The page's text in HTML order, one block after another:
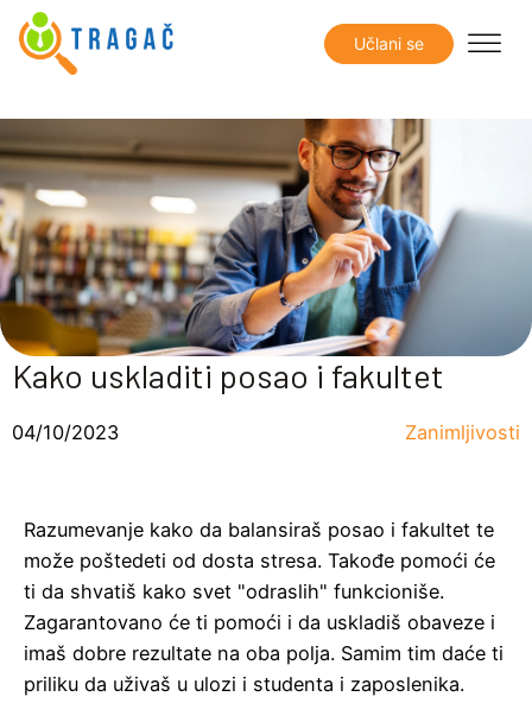
Učlani se
Kako uskladiti posao i fakultet
04/10/2023 Zanimljivosti
Razumevanje kako da balansiraš posao i fakultet te
može poštedeti od dosta stresa. Takođe pomoći će
ti da shvatiš kako svet "odraslih" funkcioniše.
Zagarantovano će ti pomoći i da uskladiš obaveze i
imaš dobre rezultate na oba polja. Samim tim daće ti
priliku da uživaš u ulozi i studenta i zaposlenika.